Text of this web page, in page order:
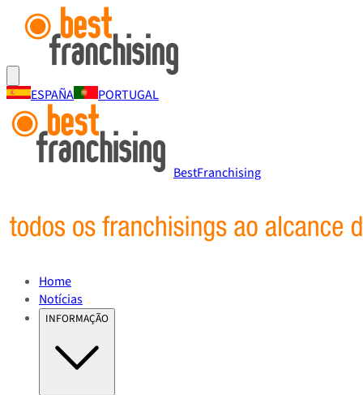
ESPAÑA PORTUGAL
BestFranchising
Home
Notícias
INFORMAÇÃO